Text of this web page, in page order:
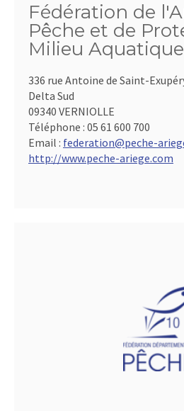
Fédération de
Pêche et de
Milieu Aquatique
336 rue Antoine de Saint-
Delta Sud
09340 VERNIOLLE
Téléphone : 05 61 600 700
Email : federation@peche-
http://www.peche-ariege.com